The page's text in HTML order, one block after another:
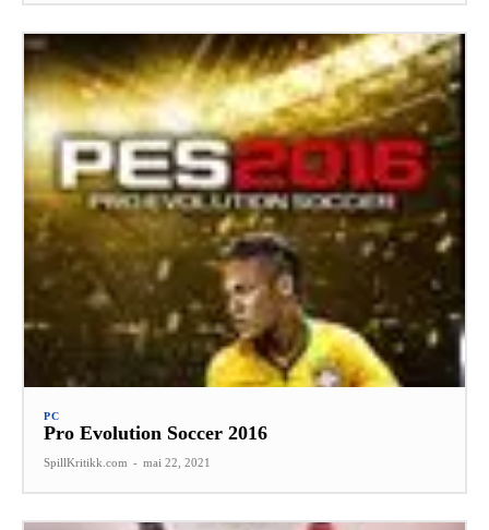
PC
Pro Evolution Soccer 2016
SpillKritikk.com - mai 22, 2021